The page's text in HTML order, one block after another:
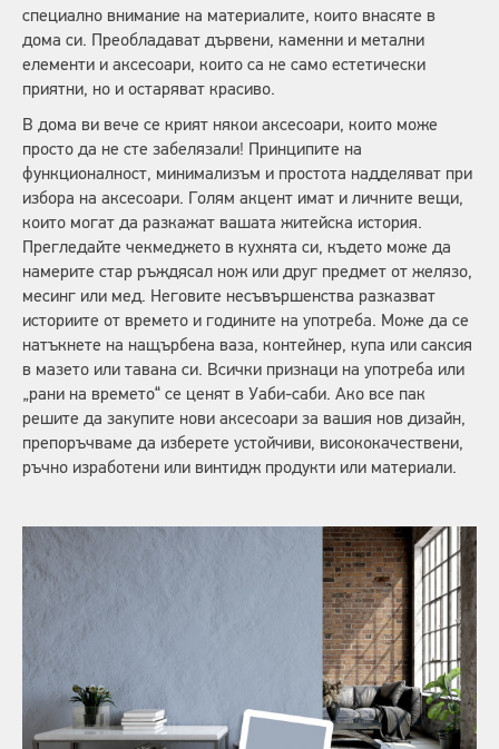
специално внимание на материалите, които внасяте в
дома си. Преобладават дървени, каменни и метални
елементи и аксесоари, които са не само естетически
приятни, но и остаряват красиво.
В дома ви вече се крият някои аксесоари, които може
просто да не сте забелязали! Принципите на
функционалност, минимализъм и простота надделяват при
избора на аксесоари. Голям акцент имат и личните вещи,
които могат да разкажат вашата житейска история.
Прегледайте чекмеджето в кухнята си, където може да
намерите стар ръждясал нож или друг предмет от желязо,
месинг или мед. Неговите несъвършенства разказват
историите от времето и годините на употреба. Може да се
натъкнете на нащърбена ваза, контейнер, купа или саксия
в мазето или тавана си. Всички признаци на употреба или
„рани на времето“ се ценят в Уаби-саби. Ако все пак
решите да закупите нови аксесоари за вашия нов дизайн,
препоръчваме да изберете устойчиви, висококачествени,
ръчно изработени или винтидж продукти или материали.